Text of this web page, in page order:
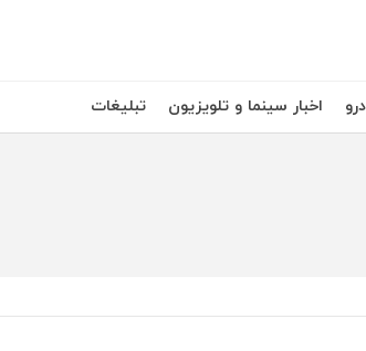
اخبار سینما و تلویزیون تبلیغات